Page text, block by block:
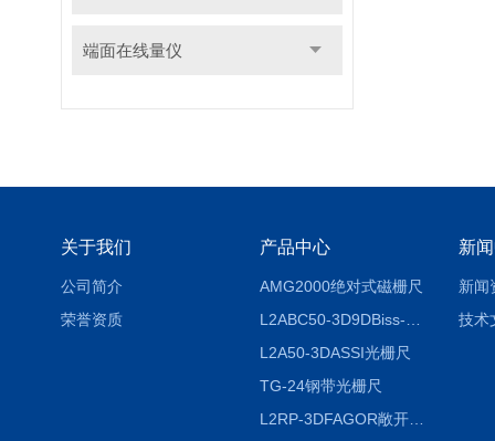
端面在线量仪
关于我们
公司简介
荣誉资质
产品中心
AMG2000绝对式磁栅尺
L2A50-3DASSI光栅尺
TG-24钢带光栅尺
L2RP-3DFAGOR敞开式光栅尺
新
新闻
技术